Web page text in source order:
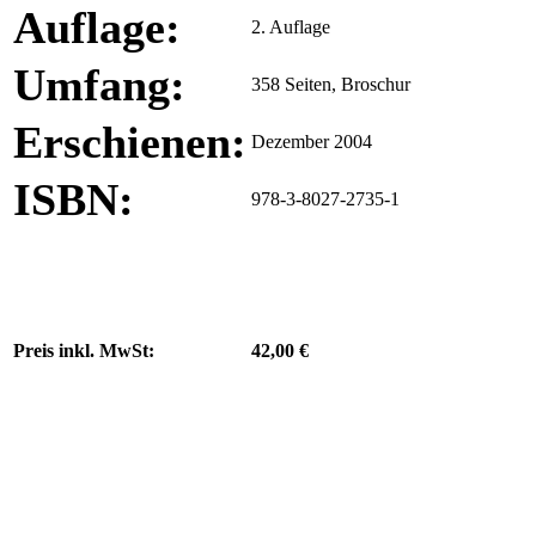
Auflage: 2. Auflage
Umfang: 358 Seiten, Broschur
Erschienen: Dezember 2004
ISBN: 978-3-8027-2735-1
Preis inkl. MwSt: 42,00 €